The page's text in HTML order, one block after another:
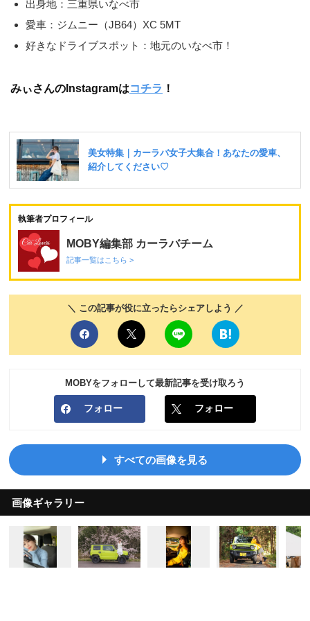
出身地：三重県いなべ市
愛車：ジムニー（JB64）XC 5MT
好きなドライブスポット：地元のいなべ市！
みぃさんのInstagramはコチラ ！
執筆者プロフィール
MOBY編集部 カーラバチーム
記事一覧はこちら >
＼ この記事が役に立ったらシェアしよう ／
MOBYをフォローして最新記事を受け取ろう
フォロー フォロー
すべての画像を見る
画像ギャラリー